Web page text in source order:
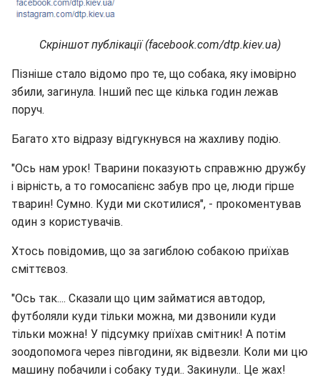
Скріншот публікації (facebook.com/dtp.kiev.ua)
Пізніше стало відомо про те, що собака, яку імовірно
збили, загинула. Інший пес ще кілька годин лежав
поруч.
Багато хто відразу відгукнувся на жахливу подію.
"Ось нам урок! Тварини показують справжню дружбу
і вірність, а то гомосапієнс забув про це, люди гірше
тварин! Сумно. Куди ми скотилися", - прокоментував
один з користувачів.
Хтось повідомив, що за загиблою собакою приїхав
сміттєвоз.
"Ось так.... Сказали що цим займатися автодор,
футболяли куди тільки можна, ми дзвонили куди
тільки можна! У підсумку приїхав смітник! А потім
зоодопомога через півгодини, як відвезли. Коли ми цю
машину побачили і собаку туди.. Закинули.. Це жах!